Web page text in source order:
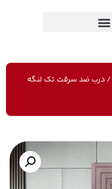
/ درب ضد سرقت تک لنگه